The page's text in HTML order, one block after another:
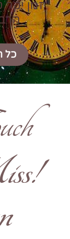
זמן יקר
כל